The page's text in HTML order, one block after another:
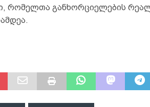
რომელთა განხორციელების